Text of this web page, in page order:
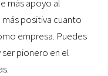
más apoyo al
positiva cuanto
empresa. Puedes
pionero en el